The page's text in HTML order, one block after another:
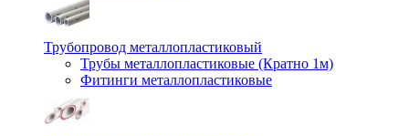
Трубопровод металлопластиковый
Трубы металлопластиковые (Кратно 1м)
Фитинги металлопластиковые